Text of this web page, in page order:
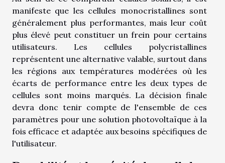
manifeste que les cellules monocristallines sont
généralement plus performantes, mais leur coût
plus élevé peut constituer un frein pour certains
utilisateurs. Les cellules polycristallines
représentent une alternative valable, surtout dans
les régions aux températures modérées où les
écarts de performance entre les deux types de
cellules sont moins marqués. La décision finale
devra donc tenir compte de l'ensemble de ces
paramètres pour une solution photovoltaïque à la
fois efficace et adaptée aux besoins spécifiques de
l'utilisateur.